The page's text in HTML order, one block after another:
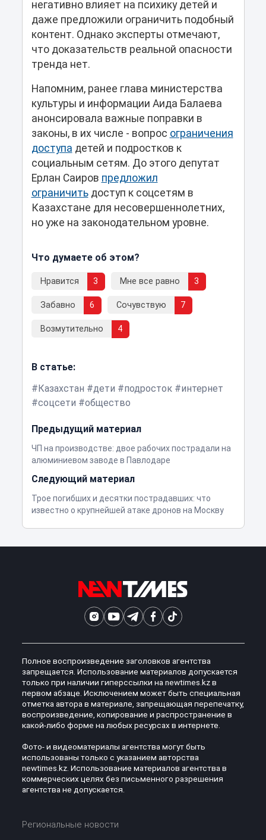
негативно влияет на психику детей и
даже предложили ограничить подобный
контент. Однако эксперты отмечают,
что доказательств реальной опасности
тренда нет.
Напомним, ранее глава министерства
культуры и информации Аида Балаева
анонсировала важные поправки в
законы, в их числе - вопрос ограничения
доступа детей и подростков к
социальным сетям. До этого депутат
Ерлан Саиров предложил
ограничитьдоступ к соцсетям в
Казахстане для несовершеннолетних,
но уже на законодательном уровне.
Что думаете об этом?
Нравится 3 Мне все равно 3
Забавно 6 Сочувствую 7
Возмутительно 4
В статье:
Казахстан
дети подросток
интернет
соцсети
общество
Предыдущий материал
ЧП на производстве: двое рабочих пострадали на
алюминиевом заводе в Павлодаре
Следующий материал
Трое погибших и десятки пострадавших: что
известно о крупнейшей атаке дронов на Москву
Полное воспроизведение заголовков агентства
запрещается. Использование материалов допускается
только при наличии гиперссылки на newtimes.kz в
первом абзаце. Исключением может быть специальная
отметка автора в материале, запрещающая перепечатку,
воспроизведение, копирование и распространение в
какой-либо форме на любых ресурсах в интернете.
Фото- и видеоматериалы агентства могут быть
использованы только с указанием авторства
newtimes.kz. Использование материалов агентства в
коммерческих целях без письменного разрешения
агентства не допускается.
Региональные новости